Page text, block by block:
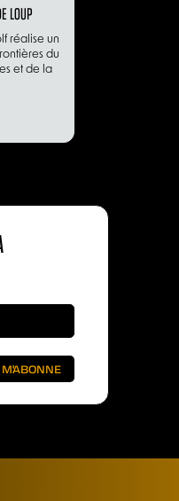
LOUP
réalise un
du
et de la